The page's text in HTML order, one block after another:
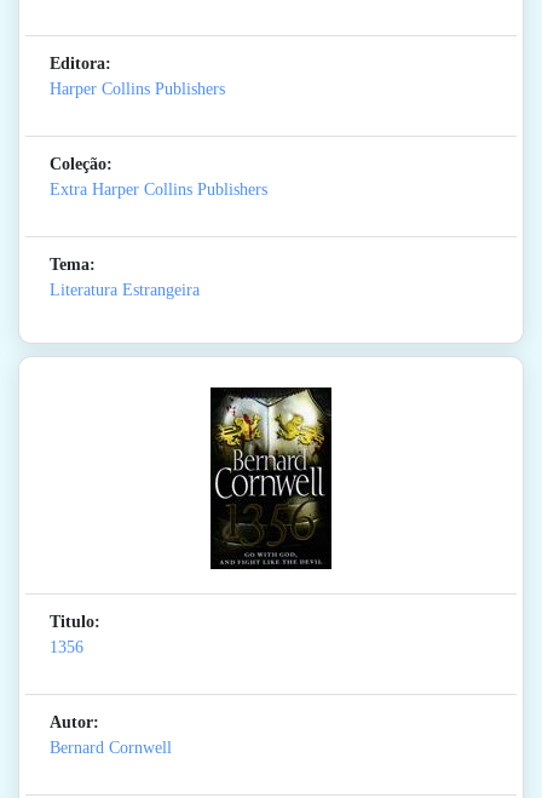
Editora:
Harper Collins Publishers
Coleção:
Extra Harper Collins Publishers
Tema:
Literatura Estrangeira
Titulo:
1356
Autor:
Bernard Cornwell